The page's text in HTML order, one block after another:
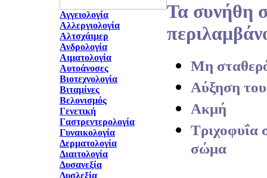
Αγγειολογία
Αλλεργιολογία
Αλτσχάιμερ
Ανδρολογία
Αιματολογία
Αυτοάνοσες
Βιοτεχνολογία
Βιταμίνες
Βελονισμός
Γενετική
Γαστρεντερολογία
Γυναικολογία
Δερματολογία
Διαιτολογία
Δυσανεξία
Δυσλεξία
Τα συνήθη
Μη
Αύξηση
Ακμή
Τριχοφυΐα
σώμα